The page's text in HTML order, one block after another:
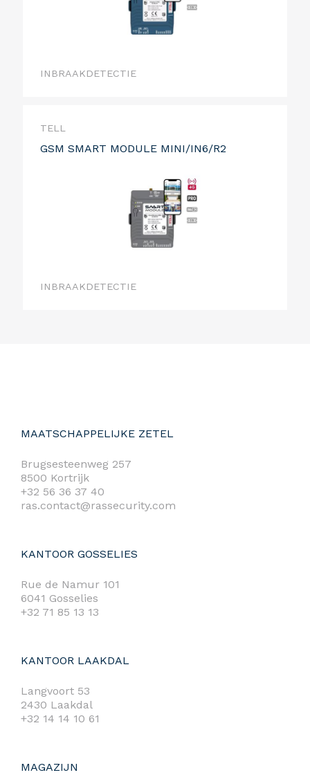
INBRAAKDETECTIE
TELL
GSM SMART MODULE MINI/IN6/R2
INBRAAKDETECTIE
MAATSCHAPPELIJKE ZETEL
Brugsesteenweg 257
8500 Kortrijk
+32 56 36 37 40
ras.contact@rassecurity.com
KANTOOR GOSSELIES
Rue de Namur 101
6041 Gosselies
+32 71 85 13 13
KANTOOR LAAKDAL
Langvoort 53
2430 Laakdal
+32 14 14 10 61
MAGAZIJN